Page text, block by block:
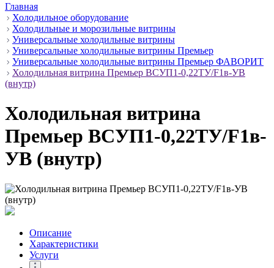
Главная
Холодильное оборудование
Холодильные и морозильные витрины
Универсальные холодильные витрины
Универсальные холодильные витрины Премьер
Универсальные холодильные витрины Премьер ФАВОРИТ
Холодильная витрина Премьер ВСУП1-0,22ТУ/F1в-УВ
(внутр)
Холодильная витрина
Премьер ВСУП1-0,22ТУ/F1в-
УВ (внутр)
Описание
Характеристики
Услуги